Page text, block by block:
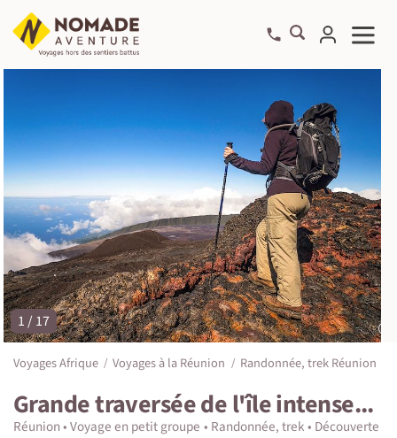
©
1 / 17
Voyages Afrique Voyages à la Réunion Randonnée, trek Réunion
Grande traversée de l'île intense...
Réunion Voyage en petit groupe Randonnée, trek Découverte